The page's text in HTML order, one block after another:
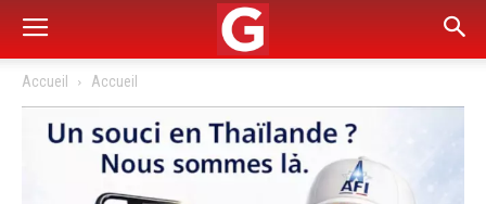
Accueil Accueil